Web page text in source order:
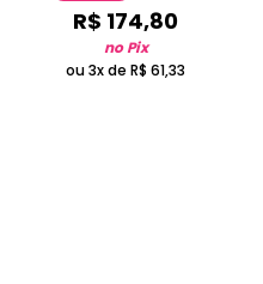
R$ 174,80
no Pix
ou 3x deR$ 61,33